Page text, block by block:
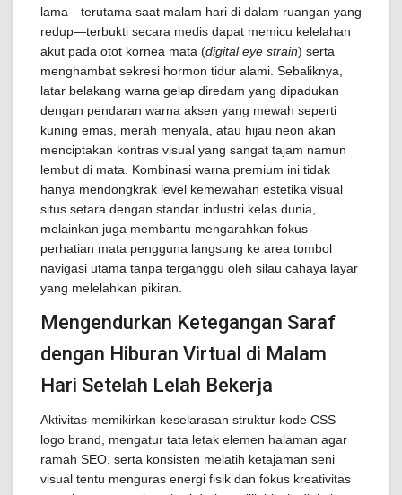
lama—terutama saat malam hari di dalam ruangan yang
redup—terbukti secara medis dapat memicu kelelahan
akut pada otot kornea mata (digital eye strain) serta
menghambat sekresi hormon tidur alami. Sebaliknya,
latar belakang warna gelap diredam yang dipadukan
dengan pendaran warna aksen yang mewah seperti
kuning emas, merah menyala, atau hijau neon akan
menciptakan kontras visual yang sangat tajam namun
lembut di mata. Kombinasi warna premium ini tidak
hanya mendongkrak level kemewahan estetika visual
situs setara dengan standar industri kelas dunia,
melainkan juga membantu mengarahkan fokus
perhatian mata pengguna langsung ke area tombol
navigasi utama tanpa terganggu oleh silau cahaya layar
yang melelahkan pikiran.
Mengendurkan Ketegangan Saraf
dengan Hiburan Virtual di Malam
Hari Setelah Lelah Bekerja
Aktivitas memikirkan keselarasan struktur kode CSS
logo brand, mengatur tata letak elemen halaman agar
ramah SEO, serta konsisten melatih ketajaman seni
visual tentu menguras energi fisik dan fokus kreativitas